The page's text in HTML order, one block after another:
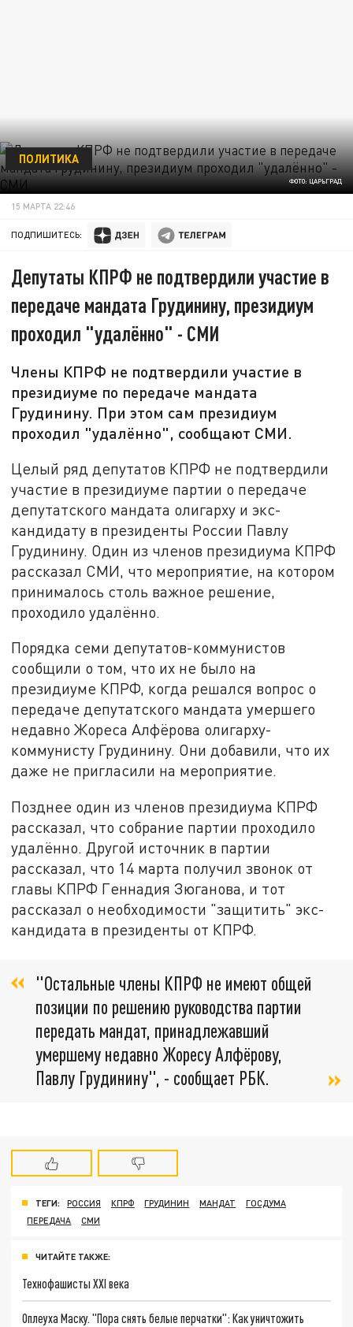
ФОТО: ЦАРЬГРАД
ПОЛИТИКА
15 МАРТА 22:46
ПОДПИШИТЕСЬ:
Депутаты КПРФ не подтвердили участие в
передаче мандата Грудинину, президиум
проходил "удалённо" - СМИ
Члены КПРФ не подтвердили участие в
президиуме по передаче мандата
Грудинину. При этом сам президиум
проходил "удалённо", сообщают СМИ.
Целый ряд депутатов КПРФ не подтвердили
участие в президиуме партии о передаче
депутатского мандата олигарху и экс-
кандидату в президенты России Павлу
Грудинину. Один из членов президиума КПРФ
рассказал СМИ, что мероприятие, на котором
принималось столь важное решение,
проходило удалённо.
Порядка семи депутатов-коммунистов
сообщили о том, что их не было на
президиуме КПРФ, когда решался вопрос о
передаче депутатского мандата умершего
недавно Жореса Алфёрова олигарху-
коммунисту Грудинину. Они добавили, что их
даже не пригласили на мероприятие.
Позднее один из членов президиума КПРФ
рассказал, что собрание партии проходило
удалённо. Другой источник в партии
рассказал, что 14 марта получил звонок от
главы КПРФ Геннадия Зюганова, и тот
рассказал о необходимости "защитить" экс-
кандидата в президенты от КПРФ.
"Остальные члены КПРФ не имеют общей
позиции по решению руководства партии
передать мандат, принадлежавший
умершему недавно Жоресу Алфёрову,
Павлу Грудинину", - сообщает РБК.
ТЕГИ: РОССИЯ КПРФ ГРУДИНИН МАНДАТ
ГОСДУМА
ПЕРЕДАЧА
СМИ
ЧИТАЙТЕ ТАКЖЕ:
Технофашисты XXI века
Оплеуха Маску. "Пора снять белые перчатки": Как уничтожить